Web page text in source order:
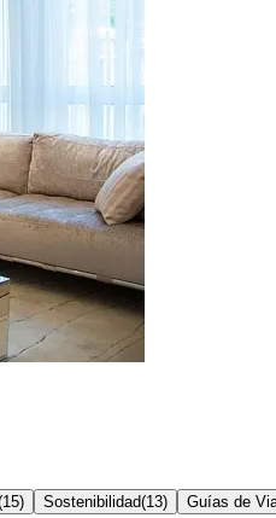
15) Sostenibilidad(13) Guías de